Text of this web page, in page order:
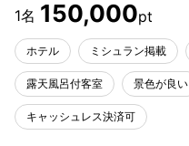
150,000
ホテル ミシュラン掲載
露天風呂付客室 景色が良い
キャッシュレス決済可